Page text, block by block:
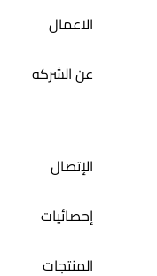
الاعمال
عن الشركه
الإتصال
إحصائيات
المنتجات